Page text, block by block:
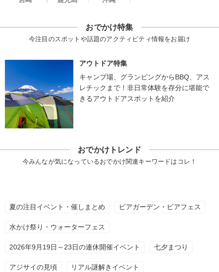
おでかけ特集
今注目のスポットや話題のアクティビティ情報をお届け
アウトドア特集
キャンプ場、グランピングからBBQ、アス
レチックまで！非日常体験を存分に堪能で
きるアウトドアスポットを紹介
おでかけトレンド
今みんなが気になっているおでかけ関連キーワードはコレ！
夏の注目イベント・催しまとめ ビアガーデン・ビアフェス
水かけ祭り・ウォーターフェス
2026年9月19日～23日の連休開催イベント 七夕まつり
アジサイの見頃 リアル謎解きイベント